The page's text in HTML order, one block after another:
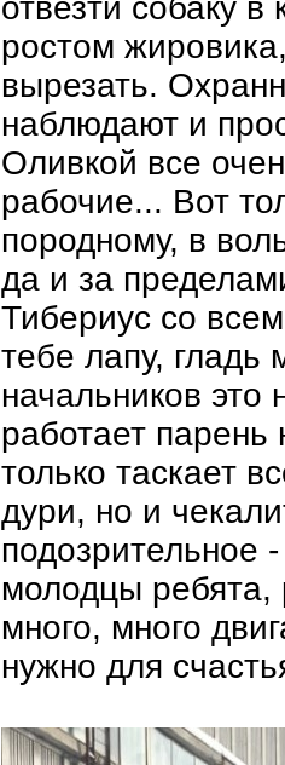
отвезти собаку в
ростом
вырезать.
наблюдают и
Оливкой все
рабочие... Вот
породному, в
да и за
Тибериус со
тебе лапу,
начальников это
работает
только таскает
дури, но и
подозрительное
молодцы ребята,
много, много
нужно для